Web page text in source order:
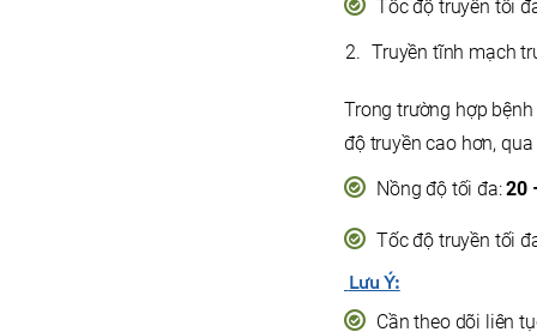
Tốc độ truyền tối
Truyền tĩnh mạch
Trong trường hợp
độ truyền cao hơn,
Nồng độ tối đa:20
Tốc độ truyền tối
Lưu Ý:
Cần theo dõi liên